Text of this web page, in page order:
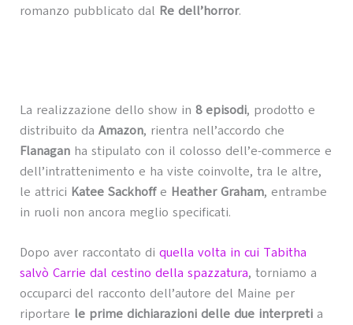
romanzo pubblicato dal Re dell’horror.
La realizzazione dello show in 8 episodi, prodotto e
distribuito da Amazon, rientra nell’accordo che
Flanaganha stipulato con il colosso dell’e-commerce e
dell’intrattenimento e ha viste coinvolte, tra le altre,
le attrici Katee Sackhoff e Heather Graham, entrambe
in ruoli non ancora meglio specificati.
Dopo aver raccontato di quella volta in cui Tabitha
salvò Carrie dal cestino della spazzatura, torniamo a
occuparci del racconto dell’autore del Maine per
riportare le prime dichiarazioni delle due interpretia